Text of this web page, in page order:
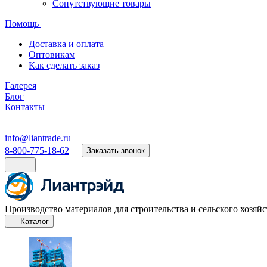
Сопутствующие товары
Помощь
Доставка и оплата
Оптовикам
Как сделать заказ
Галерея
Блог
Контакты
info@liantrade.ru
8-800-775-18-62
Заказать звонок
Производство материалов для строительства и сельского
Каталог